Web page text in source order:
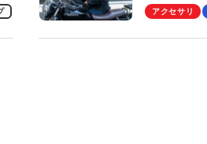
ビュー。冷
性がグッド
アクセサリ